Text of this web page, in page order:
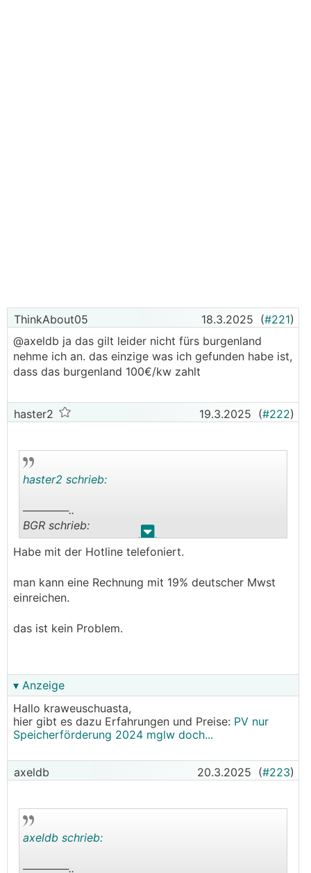
ThinkAbout05 18.3.2025 (#221)
@axeldb ja das gilt leider nicht fürs burgenland
nehme ich an. das einzige was ich gefunden habe ist,
dass das burgenland 100€/kw zahlt
haster2 19.3.2025 (#222)
. .
haster2 schrieb:
──────..
BGR schrieb:
──────..
bestelle mit 19% Mwst.
───────────────
Geht nicht weil du erstens ohne Wohnsitz in DE
nicht anerkannt wird.
──────..
... aber wenn man heuer planen sollte eine
───────────────
Im Moment gibt's keine reine Speicherförderung.
Habe mit der Hotline telefoniert.
man kann eine Rechnung mit 19% deutscher Mwst
einreichen.
das ist kein Problem.
▾ Anzeige
Hallo kraweuschuasta,
hier gibt es dazu Erfahrungen und Preise: PV nur
Speicherförderung 2024 mglw doch...
axeldb 20.3.2025 (#223)
axeldb schrieb:
──────..